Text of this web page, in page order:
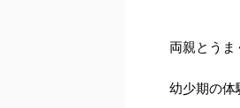
両親とうま
幼少期の体